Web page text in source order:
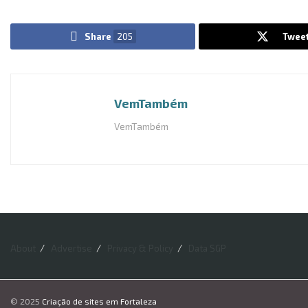
Share 205
VemTambém
VemTambém
© 2025 Criação de sites em Fortaleza